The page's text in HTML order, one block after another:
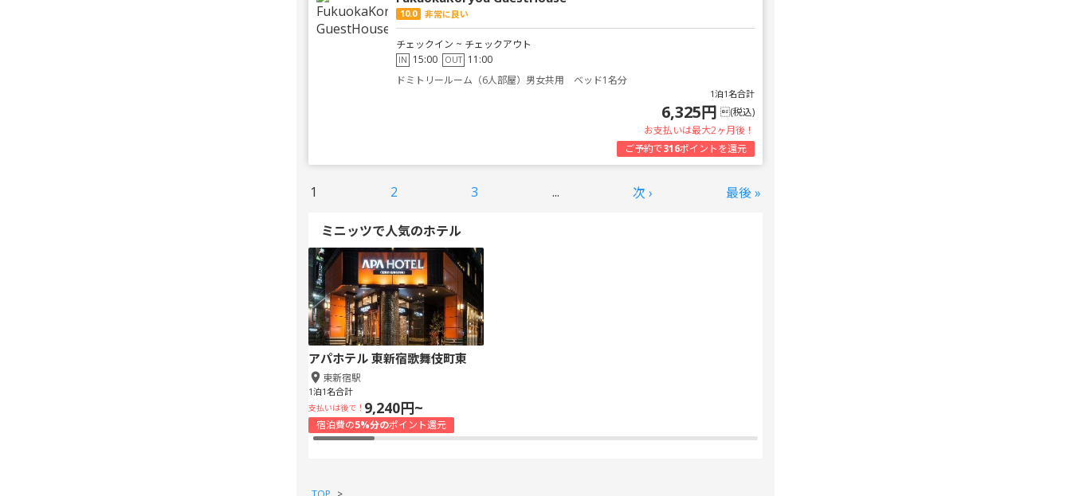
10.0 非常に良い
チェックイン ~ チェックアウト
IN 15:00 OUT 11:00
ドミトリールーム（6人部屋）男女共用 ベッド1名分
1泊1名合計
6,325円 (税込)
お支払いは最大2ヶ月後！
ご予約で316ポイントを還元
1 2 3 ... 次 › 最後 »
ミニッツで人気のホテル
アパホテル 東新宿歌舞伎町東
東新宿駅
1泊1名合計
支払いは後で！ 9,240円~
宿泊費の5%分のポイント還元